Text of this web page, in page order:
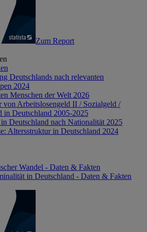
Zum Report
Deutschlands nach relevanten
2024
Menschen der Welt 2026
von Arbeitslosengeld II / Sozialgeld /
in Deutschland 2005-2025
Deutschland nach Nationalität 2025
Altersstruktur in Deutschland 2024
Wandel - Daten & Fakten
in Deutschland - Daten & Fakten